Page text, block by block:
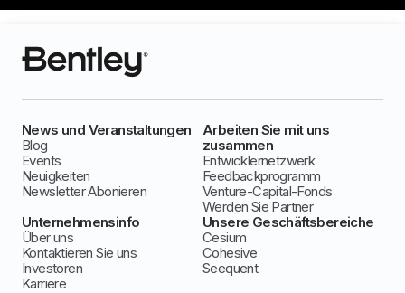
News und Veranstaltungen
Blog
Events
Neuigkeiten
Newsletter Abonieren
Arbeiten Sie mit uns
zusammen
Entwicklernetzwerk
Feedbackprogramm
Venture-Capital-Fonds
Werden Sie Partner
Unternehmensinfo
Über uns
Kontaktieren Sie uns
Investoren
Karriere
Unsere Geschäftsbereiche
Cesium
Cohesive
Seequent